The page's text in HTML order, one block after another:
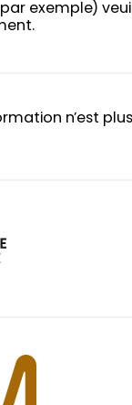
exemple)
n’est